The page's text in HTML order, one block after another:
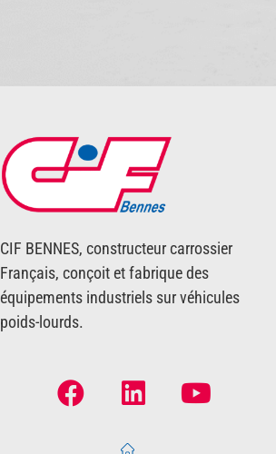
CIF BENNES, constructeur carrossier
Français, conçoit et fabrique des
équipements industriels sur véhicules
poids-lourds.